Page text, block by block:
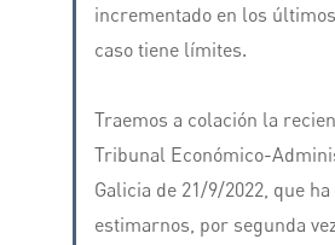
incrementado en los
caso tiene límites.
Traemos a colación la
Tribunal Económico-
Galicia de 21/9/2022, que
estimarnos, por segunda